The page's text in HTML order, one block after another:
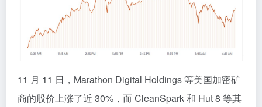
11 月 11 日，Marathon Digital Holdings 等美国加密矿
商的股价上涨了近 30%，而 CleanSpark 和 Hut 8 等其